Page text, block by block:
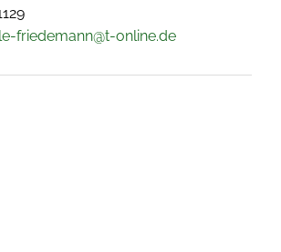
friedemann@t-online.de